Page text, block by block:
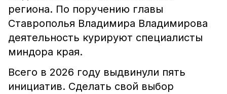
региона. По поручению главы
Ставрополья Владимира Владимирова
деятельность курируют специалисты
миндора края.
Всего в 2026 году выдвинули пять
инициатив. Сделать свой выбор